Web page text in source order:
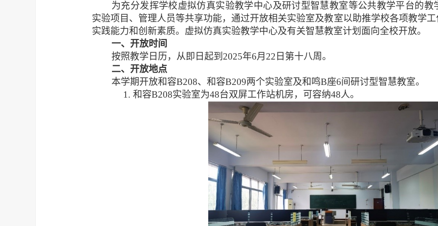
为充分发挥学校虚拟仿真实验教学中心及研讨型智慧教室等公共教学平台的
实验项目、管理人员等共享功能，通过开放相关实验室及教室以助推学校各项教学
实践能力和创新素质。虚拟仿真实验教学中心及有关智慧教室计划面向全校开放。
一、开放时间
按照教学日历，从即日起到 2025年6月 22 日第十八周。
二、开放地点
本学期开放和容B208、和容B209两个实验室及和鸣B座6间研讨型智慧教室。
1. 和容B208实验室为48台双屏工作站机房，可容纳48人。